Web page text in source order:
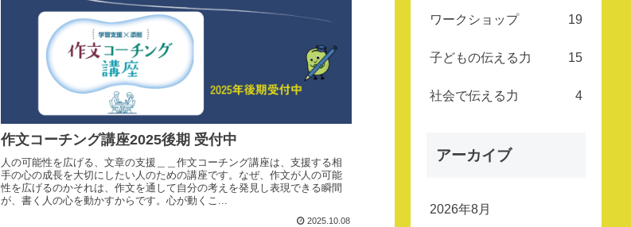
作文コーチング講座2025後期 受付中
人の可能性を広げる、文章の支援＿＿作文コーチング講座は、支援する相
手の心の成長を大切にしたい人のための講座です。なぜ、作文が人の可能
性を広げるのかそれは、作文を通して自分の考えを発見し表現できる瞬間
が、書く人の心を動かすからです。心が動くこ...
2025.10.08
分を伝え
います。
ワークショップ 19
子どもの伝える力 15
社会で伝える力 4
アーカイブ
2026年8月